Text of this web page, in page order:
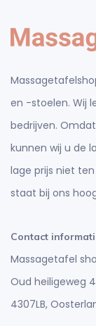
en -stoelen. Wij
bedrijven.
kunnen wij u de
lage prijs niet
staat bij ons
Contact
Massagetafel
Oud heiligeweg 4
4307LB,